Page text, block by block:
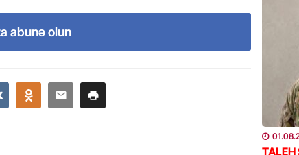
abunə olun
GÜNDƏM
TALEH